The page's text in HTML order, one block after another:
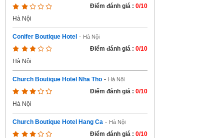
Điểm đánh giá : 0/10
Hà Nội
Conifer Boutique Hotel - Hà Nội
Điểm đánh giá : 0/10
Hà Nội
Church Boutique Hotel Nha Tho - Hà Nội
Điểm đánh giá : 0/10
Hà Nội
Church Boutique Hotel Hang Ca - Hà Nội
Điểm đánh giá : 0/10